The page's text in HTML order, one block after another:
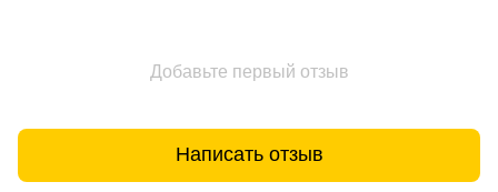
Добавьте первый отзыв
Написать отзыв